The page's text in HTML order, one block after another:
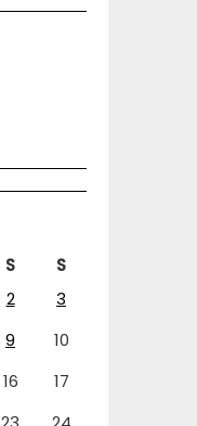
S
S
2
3
9
10
16
17